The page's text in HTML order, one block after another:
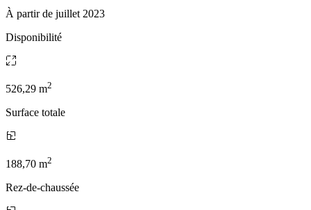
À partir de juillet 2023
Disponibilité
526,29 m2
Surface totale
188,70 m2
Rez-de-chaussée